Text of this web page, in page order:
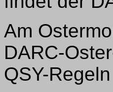
Am
DARC-
QSY-